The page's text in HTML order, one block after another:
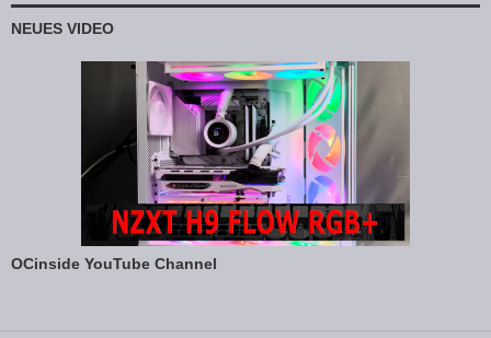
NEUES VIDEO
OCinside YouTube Channel